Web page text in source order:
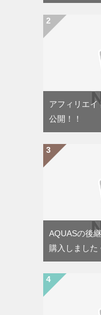
アフィリエイ
公開！！
AQUASの後
購入しました